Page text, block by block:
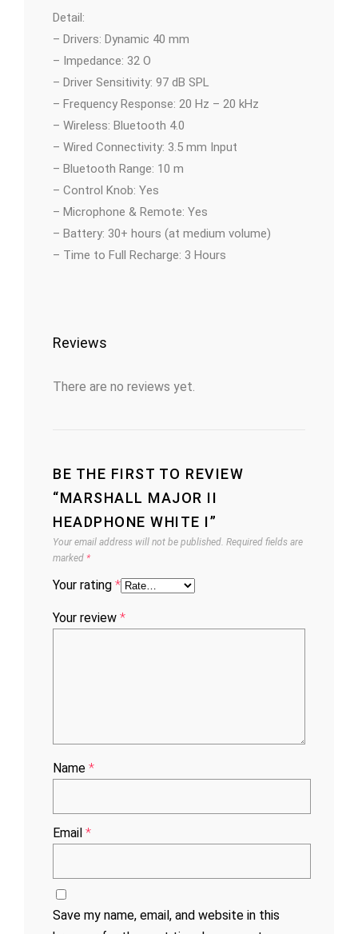
Detail:
– Drivers: Dynamic 40 mm
– Impedance: 32 O
– Driver Sensitivity: 97 dB SPL
– Frequency Response: 20 Hz – 20 kHz
– Wireless: Bluetooth 4.0
– Wired Connectivity: 3.5 mm Input
– Bluetooth Range: 10 m
– Control Knob: Yes
– Microphone & Remote: Yes
– Battery: 30+ hours (at medium volume)
– Time to Full Recharge: 3 Hours
Reviews
There are no reviews yet.
BE THE FIRST TO REVIEW
“MARSHALL MAJOR II
HEADPHONE WHITE I”
Your email address will not be published. Required fields are
marked *
Your rating *
Your review *
Name *
Email *
Save my name, email, and website in this